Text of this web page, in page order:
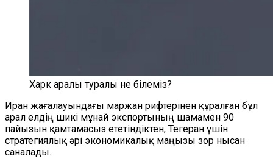
Харк аралы туралы не білеміз?
Иран жағалауындағы маржан рифтерінен құралған бұл
арал елдің шикі мұнай экспортының шамамен 90
пайызын қамтамасыз ететіндіктен, Тегеран үшін
стратегиялық әрі экономикалық маңызы зор нысан
саналады.